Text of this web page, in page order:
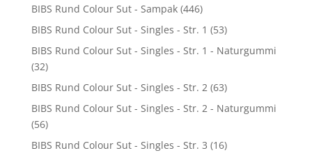
BIBS Rund Colour Sut - Sampak (446)
BIBS Rund Colour Sut - Singles - Str. 1 (53)
BIBS Rund Colour Sut - Singles - Str. 1 - Naturgummi
(32)
BIBS Rund Colour Sut - Singles - Str. 2 (63)
BIBS Rund Colour Sut - Singles - Str. 2 - Naturgummi
(56)
BIBS Rund Colour Sut - Singles - Str. 3 (16)